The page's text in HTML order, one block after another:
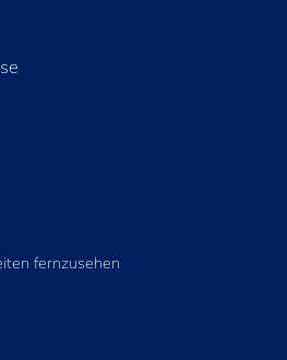
fernzusehen